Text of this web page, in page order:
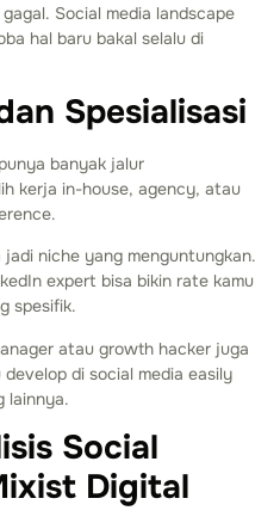
Social media landscape
hal baru bakal selalu di
Spesialisasi
banyak jalur
kerja in-house, agency, atau
niche yang menguntungkan.
expert bisa bikin rate kamu
spesifik.
atau growth hacker juga
di social media easily
lainnya.
Social
Digital